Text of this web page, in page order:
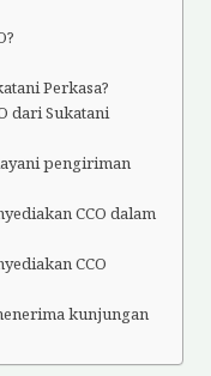
Perkasa?
dari Sukatani
pengiriman
CCO dalam
CCO
kunjungan